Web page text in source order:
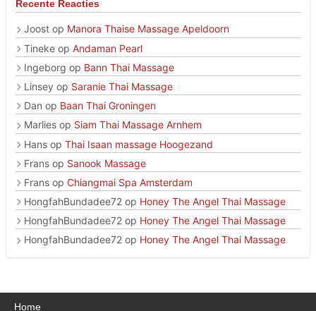
Recente Reacties
Joost op Manora Thaise Massage Apeldoorn
Tineke op Andaman Pearl
Ingeborg op Bann Thai Massage
Linsey op Saranie Thai Massage
Dan op Baan Thai Groningen
Marlies op Siam Thai Massage Arnhem
Hans op Thai Isaan massage Hoogezand
Frans op Sanook Massage
Frans op Chiangmai Spa Amsterdam
HongfahBundadee72 op Honey The Angel Thai Massage
HongfahBundadee72 op Honey The Angel Thai Massage
HongfahBundadee72 op Honey The Angel Thai Massage
Home